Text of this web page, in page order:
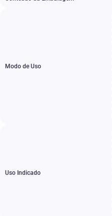
Modo de Uso
Uso Indicado